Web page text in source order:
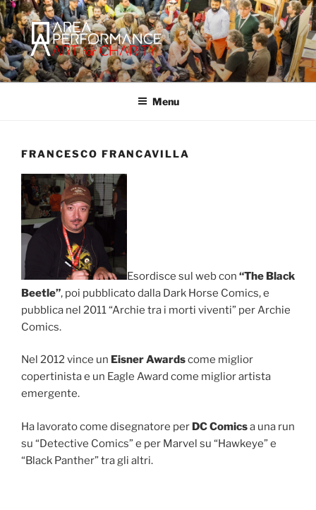
Salta
al
contenuto
AREA PERFORMANCE
Sito ufficiale della Onlus Area Performance.
Menu
FRANCESCO FRANCAVILLA
Esordisce sul web con “The Black
Beetle”, poi pubblicato dalla Dark Horse Comics, e
pubblica nel 2011 “Archie tra i morti viventi” per Archie
Comics.
Nel 2012 vince un Eisner Awardscome miglior
copertinista e un Eagle Award come miglior artista
emergente.
Ha lavorato come disegnatore per DC Comicsa una run
su “Detective Comics” e per Marvel su “Hawkeye” e
“Black Panther” tra gli altri.